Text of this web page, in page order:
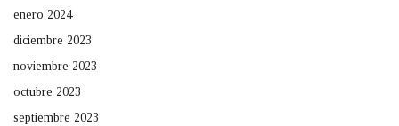
enero 2024
diciembre 2023
noviembre 2023
octubre 2023
septiembre 2023